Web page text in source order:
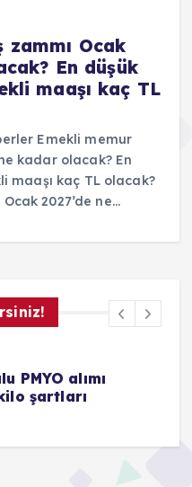
zammı Ocak
En düşük
maaşı kaç TL
Emekli memur
kadar olacak? En
maaşı kaç TL olacak?
2027’de ne…
maçı ne
UEFA
Ligi 3. ön eleme